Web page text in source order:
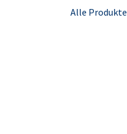
Alle Produkte